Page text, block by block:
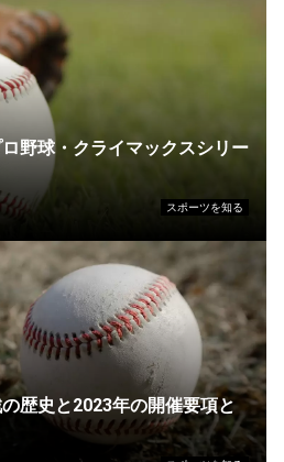
球・クライマックスシリーズに
スポーツを知る
歴史と2023年の開催要項と